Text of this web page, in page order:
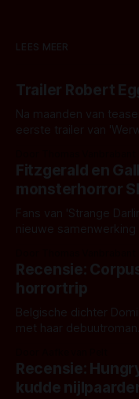
LEES MEER
Trailer Robert
Na maanden van
eerste trailer van
kille stijl vol folklore en
het het al raden?)...
Fitzgerald en
monsterhorror
Fans van 'Strange
nieuwe samenwerking
'Skeletons', een
opnames zijn gestart
Recensie:
horrortrip
Belgische dichter
met haar
achtergrond, belooft
iets ongrijpbaars. En
waar.
Recensie:
kudde